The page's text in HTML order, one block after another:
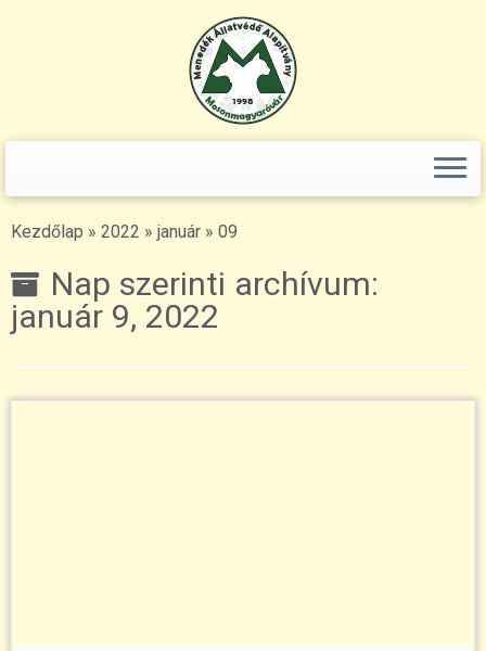
to
Kezdőlap » 2022 » január » 09
Nap szerinti archívum:
január 9, 2022